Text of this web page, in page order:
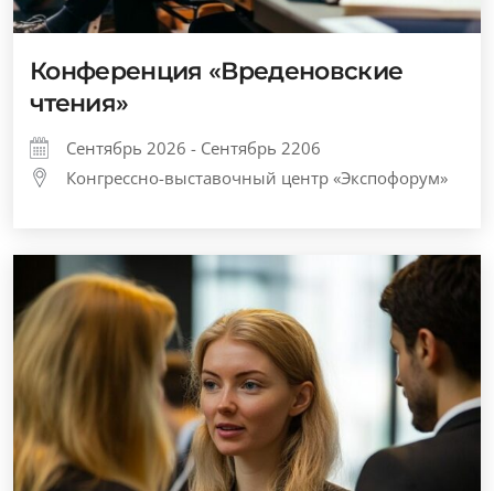
Конференция «Вреденовские
чтения»
Сентябрь 2026 - Сентябрь 2206
Конгрессно-выставочный центр «Экспофорум»